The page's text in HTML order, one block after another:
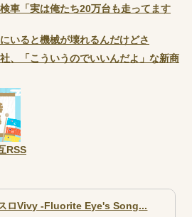
車「実は俺たち20万台も走ってます
いると機械が壊れるんだけどさ
、「こういうのでいいんだよ」な新商
RSS
スロVivy -Fluorite Eye's Song...